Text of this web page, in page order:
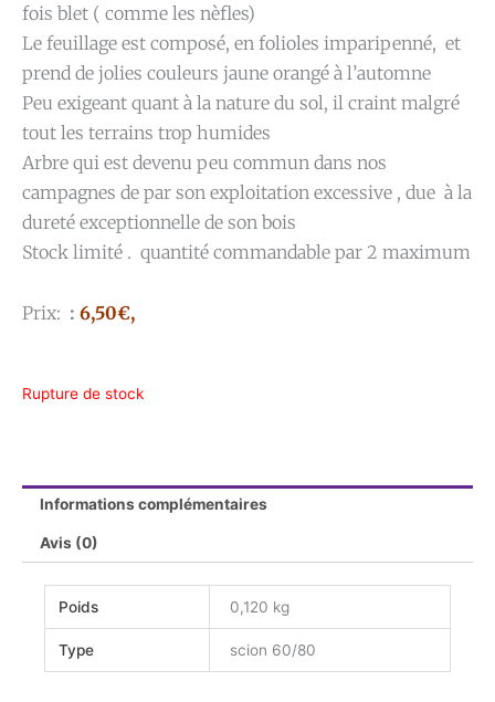
fois blet ( comme les nèfles)
Le feuillage est composé, en folioles imparipenné, et
prend de jolies couleurs jaune orangé à l’automne
Peu exigeant quant à la nature du sol, il craint malgré
tout les terrains trop humides
Arbre qui est devenu peu commun dans nos
campagnes de par son exploitation excessive , due à la
dureté exceptionnelle de son bois
Stock limité . quantité commandable par 2 maximum
Prix: : 6,50€,
Rupture de stock
Informations complémentaires
Avis (0)
Poids 0,120 kg
Type scion 60/80